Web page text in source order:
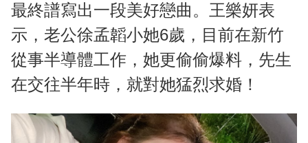
最終譜寫出一段美好戀曲。王樂妍表
示，老公徐孟韜小她6歲，目前在新竹
從事半導體工作，她更偷偷爆料，先生
在交往半年時，就對她猛烈求婚！